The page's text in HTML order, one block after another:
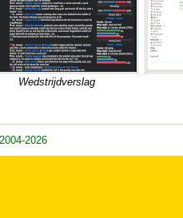
Wedstrijdverslag
2026